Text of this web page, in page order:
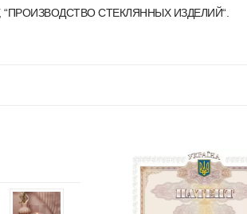
ПРОИЗВОДСТВО СТЕКЛЯННЫХ ИЗДЕЛИЙ“.